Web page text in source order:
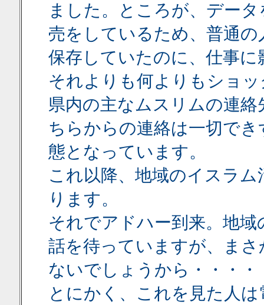
ました。ところが、デー
売をしているため、普通
保存していたのに、仕事に
それよりも何よりもショ
県内の主なムスリムの連
ちらからの連絡は一切で
態となっています。
これ以降、地域のイスラ
ります。
それでアドハー到来。地
話を待っていますが、ま
ないでしょうから・・・・
とにかく、これを見た人